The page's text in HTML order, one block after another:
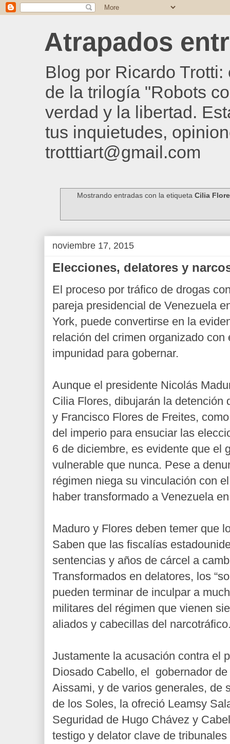
Atrapados
Blog por Ricardo
de la trilogía "Robots
verdad y la libertad.
tus inquietudes,
trotttiart@gmail.com
Mostrando entradas con la etiquetaCilia
noviembre 17, 2015
Elecciones, delatores y
El proceso por tráfico de drogas
pareja presidencial de Venezuela
York, puede convertirse en la
relación del crimen organizado con
impunidad para gobernar.
Aunque el presidente Nicolás
Cilia Flores, dibujarán la detención
y Francisco Flores de Freites,
del imperio para ensuciar las
6 de diciembre, es evidente que el
vulnerable que nunca. Pese a
régimen niega su vinculación con
haber transformado a Venezuela
Maduro y Flores deben temer que
Saben que las fiscalías
sentencias y años de cárcel a
Transformados en delatores, los
pueden terminar de inculpar a
militares del régimen que vienen
aliados y cabecillas del
Justamente la acusación contra el
Diosado Cabello, el gobernador de
Aissami, y de varios generales, de
de los Soles, la ofreció Leamsy
Seguridad de Hugo Chávez y
testigo y delator clave de